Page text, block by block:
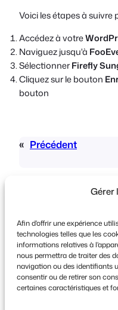
Gérer
Afin d'offrir une expérience
technologies telles que les
informations relatives à
nous permettra de traiter des
navigation ou des identifiants
consentir ou de retirer son
certaines caractéristiques et
Voici les étapes à
Accédez à votre
Naviguez jusqu'à
SélectionnerFirefly
Cliquez sur le bouton
bouton
« Précédent
Copyright ©
Déclaration de